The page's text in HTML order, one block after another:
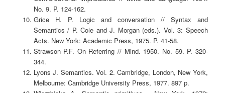
No. 9. P. 124-162.
Grice H. P. Logic and conversation // Syntax and
Semantics / P. Cole and J. Morgan (eds.). Vol. 3: Speech
Acts. New York: Academic Press, 1975. P. 41-58.
Strawson P.F. On Referring // Mind. 1950. No. 59. P. 320-
344.
Lyons J. Semantics. Vol. 2. Cambridge, London, New York,
Melbourne: Cambridge University Press, 1977. 897 p.